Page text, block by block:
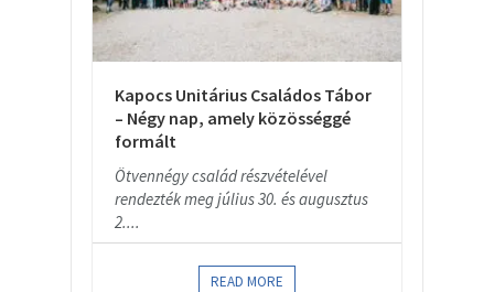
Kapocs Unitárius Családos Tábor
– Négy nap, amely közösséggé
formált
Ötvennégy család részvételével
rendezték meg július 30. és augusztus
2....
READ MORE